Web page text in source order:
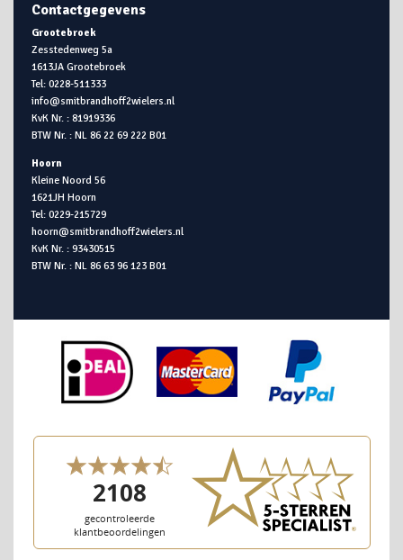
Contactgegevens
Grootebroek
Zesstedenweg 5a
1613JA Grootebroek
Tel: 0228-511333
info@smitbrandhoff2wielers.nl
KvK Nr. : 81919336
BTW Nr. : NL 86 22 69 222 B01
Hoorn
Kleine Noord 56
1621JH Hoorn
Tel: 0229-215729
hoorn@smitbrandhoff2wielers.nl
KvK Nr. : 93430515
BTW Nr. : NL 86 63 96 123 B01